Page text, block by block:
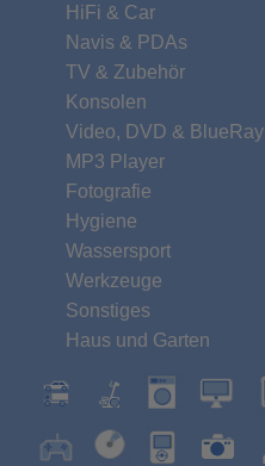
HiFi & Car
Navis & PDAs
TV & Zubehör
Konsolen
Video, DVD & BlueRay
MP3 Player
Fotografie
Hygiene
Wassersport
Werkzeuge
Sonstiges
Haus und Garten